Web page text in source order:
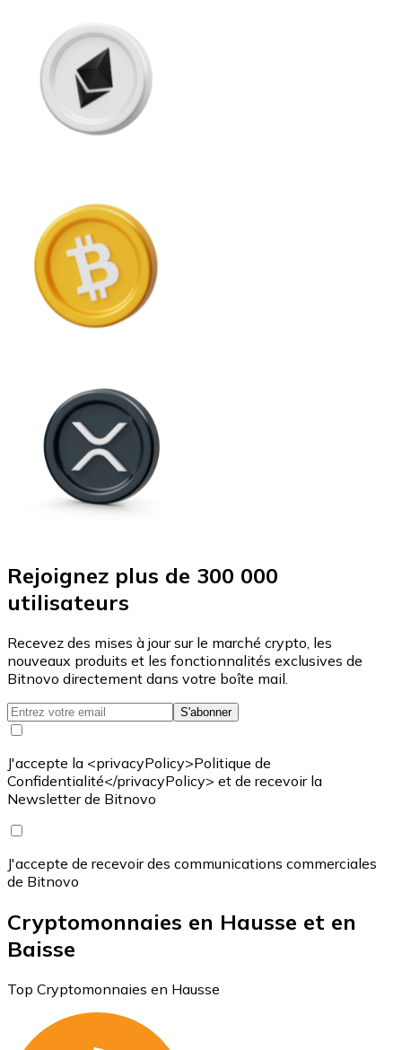
Rejoignez plus de 300 000
utilisateurs
Recevez des mises à jour sur le marché crypto, les
nouveaux produits et les fonctionnalités exclusives de
Bitnovo directement dans votre boîte mail.
S'abonner
J'accepte la <privacyPolicy>Politique de
Confidentialité</privacyPolicy> et de recevoir la
Newsletter de Bitnovo
J'accepte de recevoir des communications commerciales
de Bitnovo
Cryptomonnaies en Hausse et en
Baisse
Top Cryptomonnaies en Hausse